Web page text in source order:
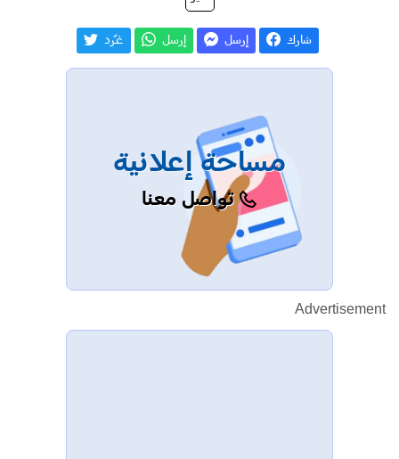
شارك إرسل إرسل غـّرد
مساحة إعلانية
تواصل معنا
Advertisement